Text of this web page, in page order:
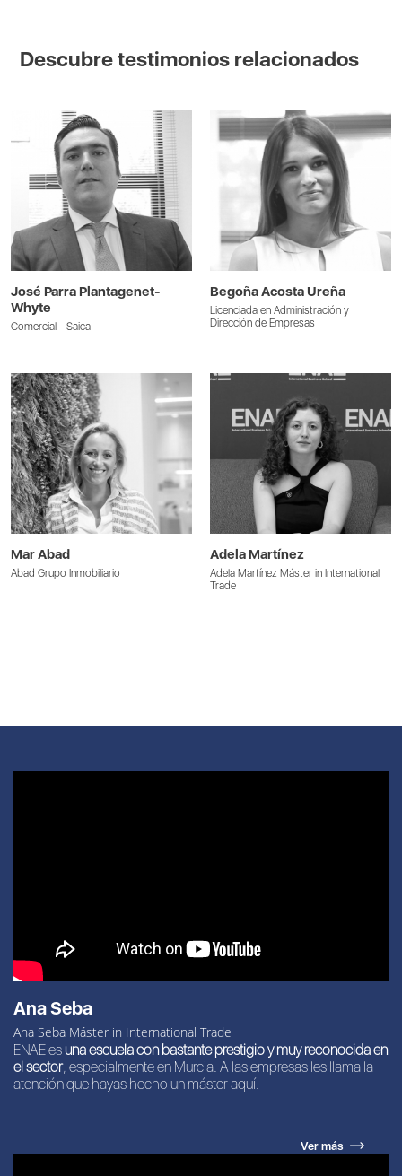
Descubre testimonios relacionados
José Parra Plantagenet-
Whyte
Comercial - Saica
Begoña Acosta Ureña
Licenciada en Administración y
Dirección de Empresas
Mar Abad
Abad Grupo Inmobiliario
Adela Martínez
Adela Martínez Máster in International
Trade
Ana Seba
Ana Seba Máster in International Trade
ENAE esuna escuela con bastante prestigio y muy reconocida en
el sector, especialmente en Murcia. A las empresas les llama la
atención que hayas hecho un máster aquí.
Ver más